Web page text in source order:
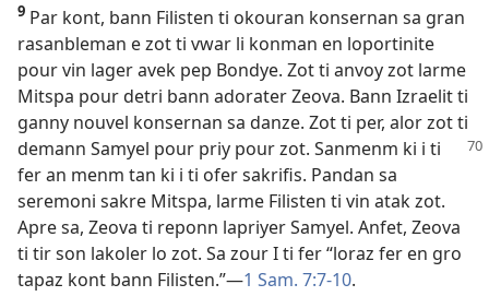
9 Par kont, bann Filisten ti okouran konsernan sa gran
rasanbleman e zot ti vwar li konman en loportinite
pour vin lager avek pep Bondye. Zot ti anvoy zot larme
Mitspa pour detri bann adorater Zeova. Bann Izraelit ti
ganny nouvel konsernan sa danze. Zot ti per, alor zot ti
demann Samyel pour priy pour zot. Sanmenm ki i ti
fer an menm tan ki i ti ofer sakrifis. Pandan sa
seremoni sakre Mitspa, larme Filisten ti vin atak zot.
Apre sa, Zeova ti reponn lapriyer Samyel. Anfet, Zeova
ti tir son lakoler lo zot. Sa zour I ti fer “loraz fer en gro
tapaz kont bann Filisten.”​—1 Sam. 7:7-10.